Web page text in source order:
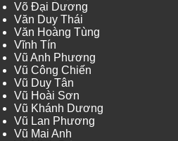
Võ Đại Dương
Văn Duy Thái
Văn Hoàng Tùng
Vĩnh Tín
Vũ Anh Phương
Vũ Công Chiến
Vũ Duy Tân
Vũ Hoài Sơn
Vũ Khánh Dương
Vũ Lan Phương
Vũ Mai Anh